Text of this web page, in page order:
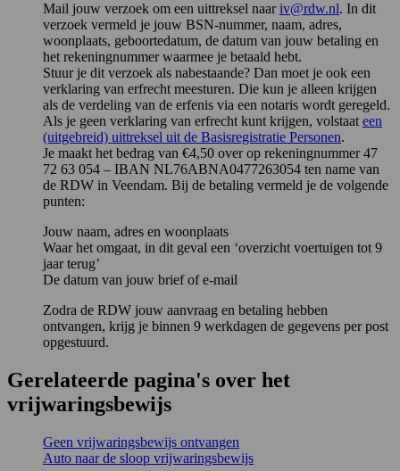
Mail jouw verzoek om een uittreksel naariv@rdw.nl. In dit
verzoek vermeld je jouw BSN-nummer, naam, adres,
woonplaats, geboortedatum, de datum van jouw betaling en
het rekeningnummer waarmee je betaald hebt.
Stuur je dit verzoek als nabestaande? Dan moet je ook een
verklaring van erfrecht meesturen. Die kun je alleen krijgen
als de verdeling van de erfenis via een notaris wordt geregeld.
Als je geen verklaring van erfrecht kunt krijgen, volstaat een
(uitgebreid) uittreksel uit de Basisregistratie Personen.
Je maakt het bedrag van €4,50 over op rekeningnummer 47
72 63 054 – IBAN NL76ABNA0477263054 ten name van
de RDW in Veendam. Bij de betaling vermeld je de volgende
punten:
Jouw naam, adres en woonplaats
Waar het omgaat, in dit geval een ‘overzicht voertuigen tot 9
jaar terug’
De datum van jouw brief of e-mail
Zodra de RDW jouw aanvraag en betaling hebben
ontvangen, krijg je binnen 9 werkdagen de gegevens per post
opgestuurd.
Gerelateerde pagina's over het
vrijwaringsbewijs
Geen vrijwaringsbewijs ontvangen
Auto naar de sloop vrijwaringsbewijs